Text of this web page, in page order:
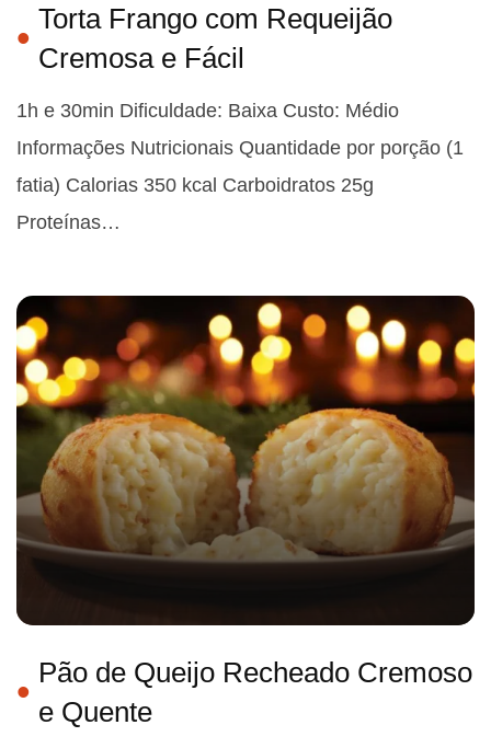
Torta Frango com Requeijão
Cremosa e Fácil
1h e 30min Dificuldade: Baixa Custo: Médio
Informações Nutricionais Quantidade por porção (1
fatia) Calorias 350 kcal Carboidratos 25g
Proteínas…
Pão de Queijo Recheado Cremoso
e Quente